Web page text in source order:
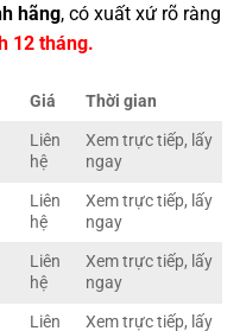
hãng, có xuất xứ rõ ràng
12 tháng.
Giá Thời gian
Liên
hệ
Xem trực tiếp, lấy
ngay
Liên
hệ
Xem trực tiếp, lấy
ngay
Liên
hệ
Xem trực tiếp, lấy
ngay
Liên
Xem trực tiếp, lấy